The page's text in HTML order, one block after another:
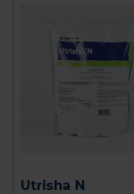
Utrisha N